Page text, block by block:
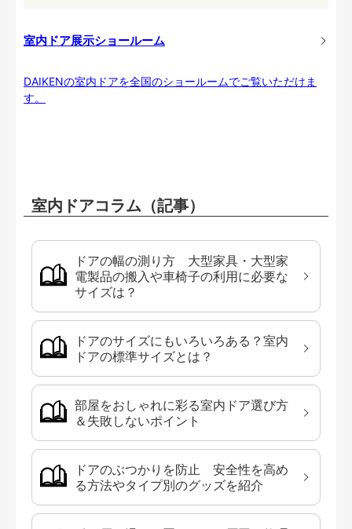
室内ドア展示ショールーム
DAIKENの室内ドアを全国のショールームでご覧いただけま
す。
室内ドアコラム（記事）
ドアの幅の測り方 大型家具・大型家
電製品の搬入や車椅子の利用に必要な
サイズは？
ドアのサイズにもいろいろある？室内
ドアの標準サイズとは？
部屋をおしゃれに彩る室内ドア選び方
＆失敗しないポイント
ドアのぶつかりを防止 安全性を高め
る方法やタイプ別のグッズを紹介